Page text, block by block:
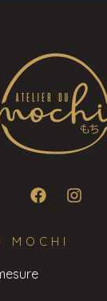
MOCHI